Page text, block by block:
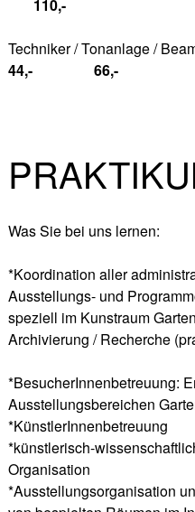
110,-
Techniker / Tonanlage /
44,- 66,-
Was Sie bei uns lernen:
*Koordination aller
Ausstellungs- und
speziell im Kunstraum
Archivierung / Recherche
*BesucherInnenbetreuung:
Ausstellungsbereichen
*KünstlerInnenbetreuung
*künstlerisch-
Organisation
*Ausstellungsorganisation